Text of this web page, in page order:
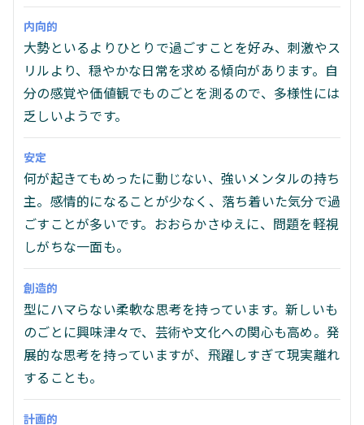
内向的
大勢といるよりひとりで過ごすことを好み、刺激やス
リルより、穏やかな日常を求める傾向があります。自
分の感覚や価値観でものごとを測るので、多様性には
乏しいようです。
安定
何が起きてもめったに動じない、強いメンタルの持ち
主。感情的になることが少なく、落ち着いた気分で過
ごすことが多いです。おおらかさゆえに、問題を軽視
しがちな一面も。
創造的
型にハマらない柔軟な思考を持っています。新しいも
のごとに興味津々で、芸術や文化への関心も高め。発
展的な思考を持っていますが、飛躍しすぎて現実離れ
することも。
計画的